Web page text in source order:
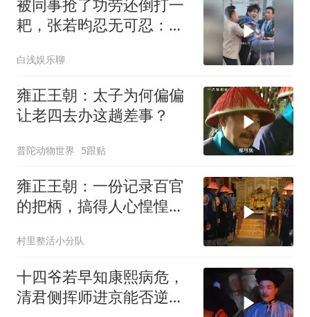
被同事抢了功劳还倒打一
耙，张若昀忍无可忍：看
白浅娱乐聊
雍正王朝：太子为何偏偏
让老四去办这趟差事？
普陀动物世界 5跟贴
雍正王朝：一份记录百官
的把柄，搞得人心惶惶，
村里整活小分队
十四爷若早知康熙病危，
清君侧挥师进京能否逆转